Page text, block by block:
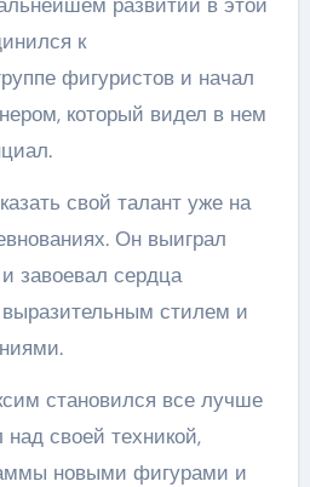
к
фигуристов и начал
который видел в нем
свой талант уже на
Он выиграл
завоевал сердца
стилем и
становился все лучше
своей техникой,
новыми фигурами и